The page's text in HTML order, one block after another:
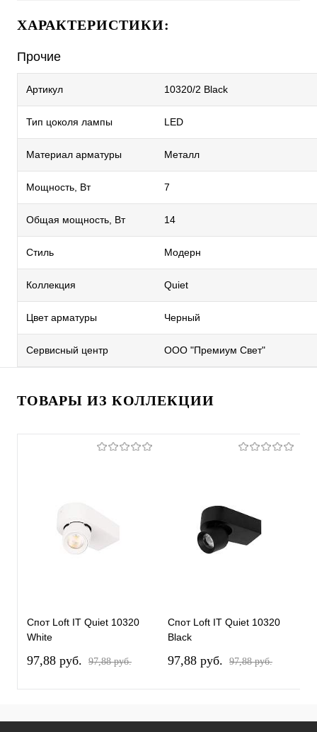
ХАРАКТЕРИСТИКИ:
Прочие
Артикул 10320/2 Black
Тип цоколя лампы LED
Материал арматуры Металл
Мощность, Вт 7
Общая мощность, Вт 14
Стиль Модерн
Коллекция Quiet
Цвет арматуры Черный
Сервисный центр ООО "Премиум Свет"
ТОВАРЫ ИЗ КОЛЛЕКЦИИ
Спот Loft IT Quiet 10320
White
97,88 pуб. 97,88 pуб.
Спот Loft IT Quiet 10320
Black
97,88 pуб. 97,88 pуб.